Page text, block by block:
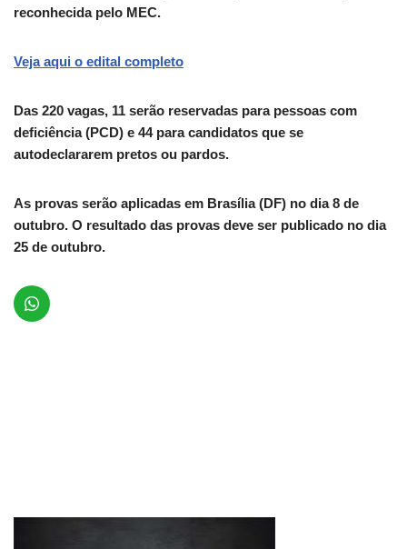
reconhecida pelo MEC.
Veja aqui o edital completo
Das 220 vagas, 11 serão reservadas para pessoas com
deficiência (PCD) e 44 para candidatos que se
autodeclararem pretos ou pardos.
As provas serão aplicadas em Brasília (DF) no dia 8 de
outubro. O resultado das provas deve ser publicado no dia
25 de outubro.